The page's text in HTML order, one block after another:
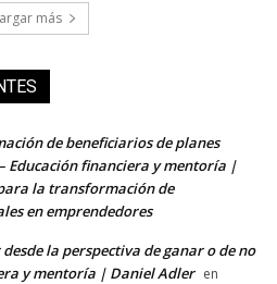
más
de beneficiarios de planes
Educación financiera y mentoría |
la transformación de
en emprendedores
la perspectiva de ganar o de no
y mentoría | Daniel Adler en